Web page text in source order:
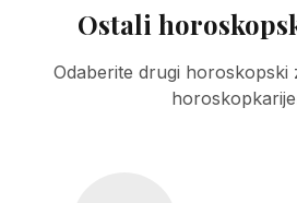
Ostali
Odaberite drugi horoskopski